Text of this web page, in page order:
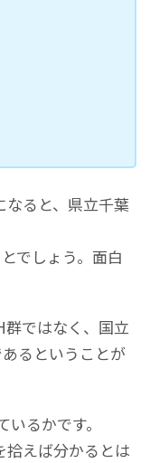
なると、県立千葉
でしょう。面白
群ではなく、国立
るということが
るかです。
拾えば分かるとは